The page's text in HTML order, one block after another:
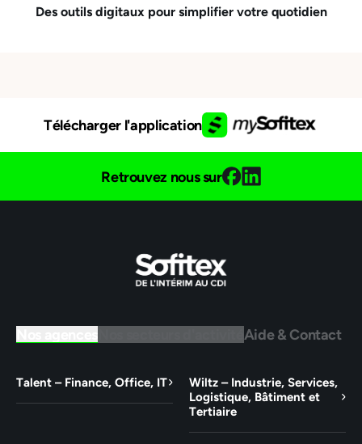
Des outils digitaux pour simplifier votre quotidien
Télécharger l'application
Retrouvez nous sur
Aide & Contact
Talent – Finance, Office, IT
Wiltz – Industrie, Services,
Logistique, Bâtiment et
Tertiaire